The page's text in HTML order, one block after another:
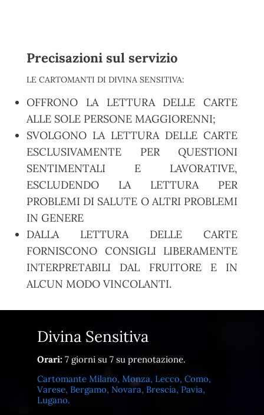
Precisazioni sul servizio
LE CARTOMANTI DI DIVINA SENSITIVA:
OFFRONO LA LETTURA DELLE CARTE
ALLE SOLE PERSONE MAGGIORENNI;
SVOLGONO LA LETTURA DELLE CARTE
ESCLUSIVAMENTE PER QUESTIONI
SENTIMENTALI E LAVORATIVE,
ESCLUDENDO LA LETTURA PER
PROBLEMI DI SALUTE O ALTRI PROBLEMI
IN GENERE
DALLA LETTURA DELLE CARTE
FORNISCONO CONSIGLI LIBERAMENTE
INTERPRETABILI DAL FRUITORE E IN
ALCUN MODO VINCOLANTI.
Divina Sensitiva
Orari: 7 giorni su 7 su prenotazione.
Cartomante Milano, Monza, Lecco, Como,
Varese, Bergamo, Novara, Brescia, Pavia,
Lugano.